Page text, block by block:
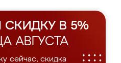
В 5%
АВГУСТА
сейчас, скидка